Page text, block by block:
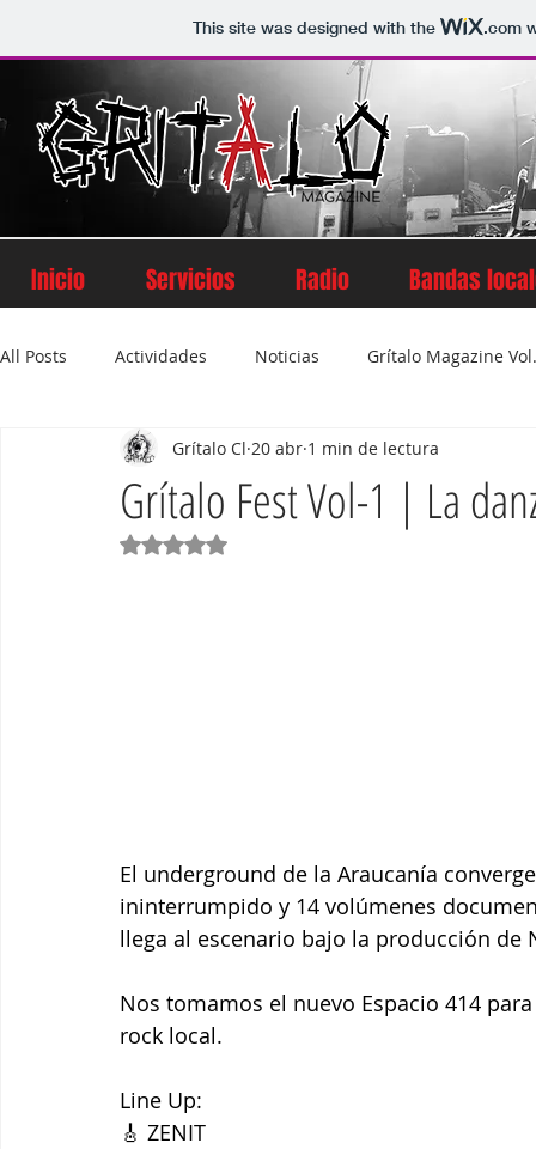
This site was designed with the .com
Inicio Servicios Radio Bandas
All Posts Actividades Noticias Grítalo Magazine
Grítalo Magazine Volumen 2 Grítalo Magazine Vol. 5
Grítalo Magazine Vol.10
Grítalo Fest Vol-1 | La
Grítalo Cl 20 abr 1 min de lectura
Obtuvo NaN de 5 estrellas.
El underground de la Araucanía
ininterrumpido y 14 volúmenes
llega al escenario bajo la producción de
Nos tomamos el nuevo Espacio 414
rock local.
Line Up:
🎸 ZENIT